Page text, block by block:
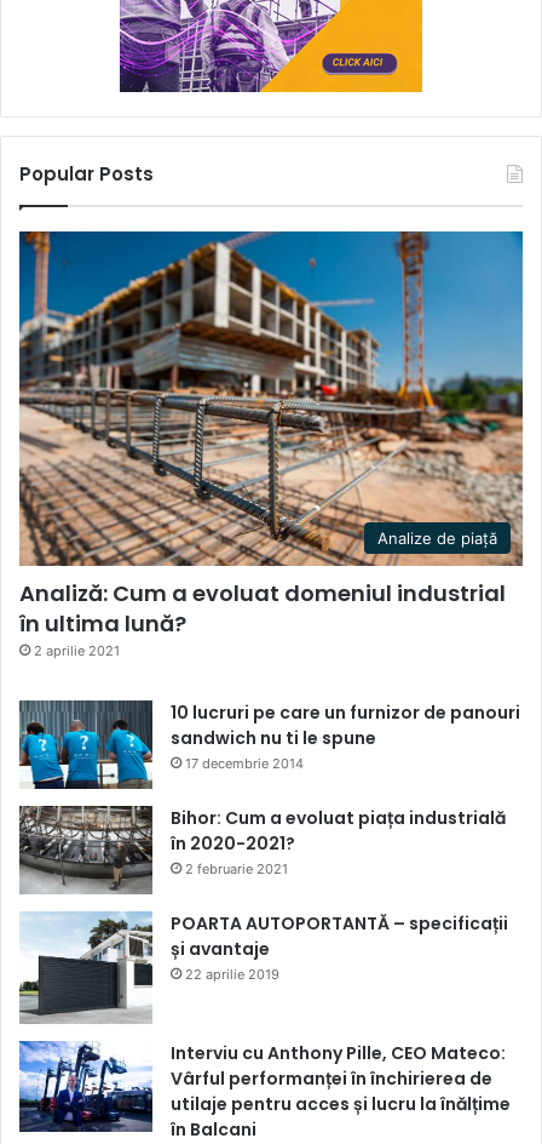
Popular Posts
Analize de piață
Analiză: Cum a evoluat domeniul industrial
în ultima lună?
2 aprilie 2021
10 lucruri pe care un furnizor de panouri
sandwich nu ti le spune
17 decembrie 2014
Bihor: Cum a evoluat piața industrială
în 2020-2021?
2 februarie 2021
POARTA AUTOPORTANTĂ – specificații
și avantaje
22 aprilie 2019
Interviu cu Anthony Pille, CEO Mateco:
Vârful performanței în închirierea de
utilaje pentru acces și lucru la înălțime
în Balcani